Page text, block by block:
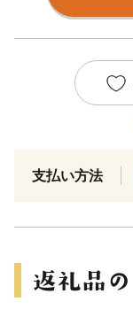
支払い方法